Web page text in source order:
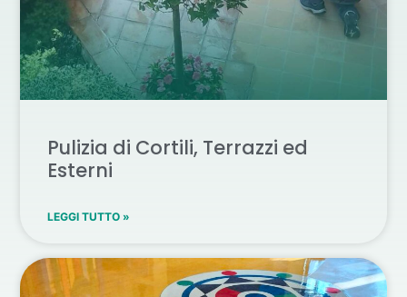
Pulizia di Cortili, Terrazzi ed
Esterni
LEGGI TUTTO »